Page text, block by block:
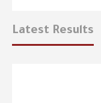
Latest Results